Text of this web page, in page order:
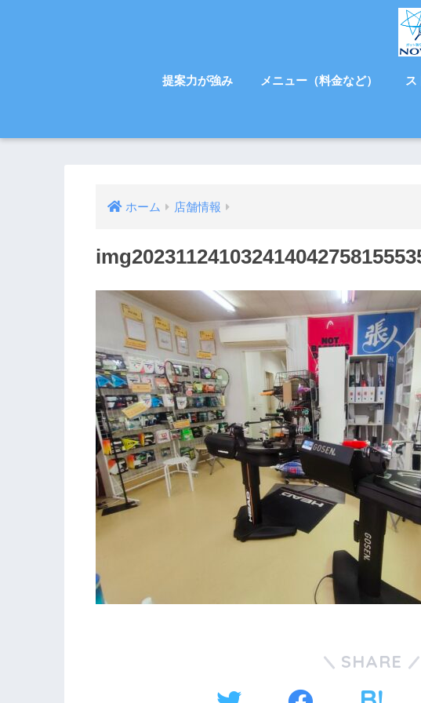
提案力が強み メニュー（料金など） ス
ホーム 店舗情報
SHARE